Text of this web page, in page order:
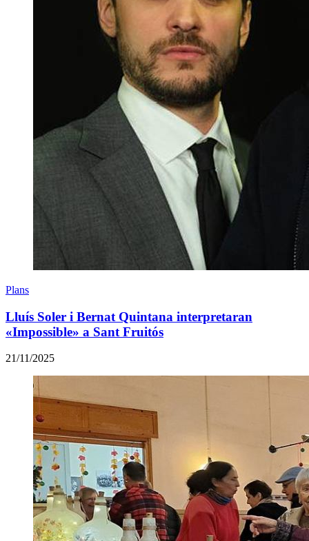
Plans
Lluís Soler i Bernat Quintana interpretaran
«Impossible» a Sant Fruitós
21/11/2025